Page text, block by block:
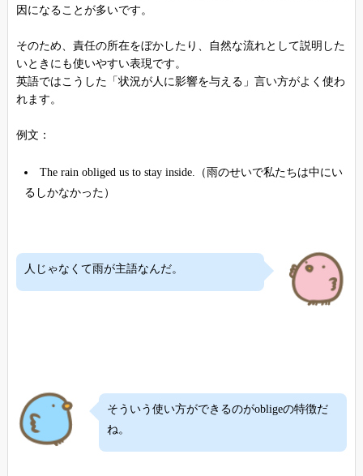
因になることが多いです。
そのため、責任の所在をぼかしたり、自然な流れとして説明した
いときにも使いやすい表現です。
英語ではこうした「状況が人に影響を与える」言い方がよく使わ
れます。
例文：
The rain obliged us to stay inside.（雨のせいで私たちは中にい
るしかなかった）
人じゃなくて雨が主語なんだ。
そういう使い方ができるのがobligeの特徴だ
ね。